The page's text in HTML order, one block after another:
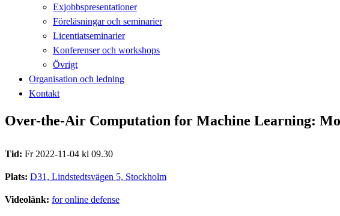
Exjobbspresentationer
Föreläsningar och seminarier
Licentiatseminarier
Konferenser och workshops
Övrigt
Organisation och ledning
Kontakt
Over-the-Air Computation for Machine Learning:
Tid: Fr 2022-11-04 kl 09.30
Plats: D31, Lindstedtsvägen 5, Stockholm
Videolänk: for online defense